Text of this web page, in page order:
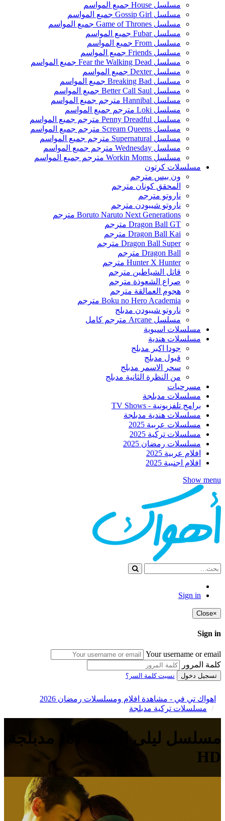
مسلسل House جميع المواسم
مسلسل Gossip Girl جميع المواسم
مسلسل Game of Thrones جميع المواسم
مسلسل Fubar جميع المواسم
مسلسل From جميع المواسم
مسلسل Friends جميع المواسم
مسلسل Fear the Walking Dead جميع المواسم
مسلسل Dexter جميع المواسم
مسلسل Breaking Bad جميع المواسم
مسلسل Better Call Saul جميع المواسم
مسلسل Hannibal مترجم جميع المواسم
مسلسل Loki مترجم جميع المواسم
مسلسل Penny Dreadful مترجم جميع المواسم
مسلسل Scream Queens مترجم جميع المواسم
مسلسل Supernatural مترجم جميع المواسم
مسلسل Wednesday مترجم جميع المواسم
مسلسل Workin Moms مترجم جميع المواسم
مسلسلات كرتون
ون بيس مترجم
المحقق كونان مترجم
ناروتو مترجم
ناروتو شيبودن مترجم
Boruto Naruto Next Generations مترجم
Dragon Ball GT مترجم
Dragon Ball Kai مترجم
Dragon Ball Super مترجم
Dragon Ball مترجم
Hunter X Hunter مترجم
قاتل الشياطين مترجم
صراع الشعوذة مترجم
هجوم العمالقة مترجم
Boku no Hero Academia مترجم
ناروتو شيبودن مدبلج
مسلسل Arcane مترجم كامل
مسلسلات اسيوية
مسلسلات هندية
جودا اكبر مدبلج
قبول مدبلج
سحر الاسمر مدبلج
من النظرة الثانية مدبلج
مسرحيات
مسلسلات مدبلجة
برامج تلفزيونية - TV Shows
مسلسلات هندية مدبلجة
مسلسلات عربية 2025
مسلسلات تركية 2025
مسلسلات رمضان 2025
افلام عربية 2025
افلام اجنبية 2025
Show menu
Sign in
×
Close
Sign in
Your username or email
كلمة المرور
تسجيل دخول نسيت كلمة السر؟
اهواك تي في - مشاهدة افلام ومسلسلات رمضان 2026
مسلسلات تركية مدبلجة
مسلسل ليلى الحلقة 181 مدبلجة
HD